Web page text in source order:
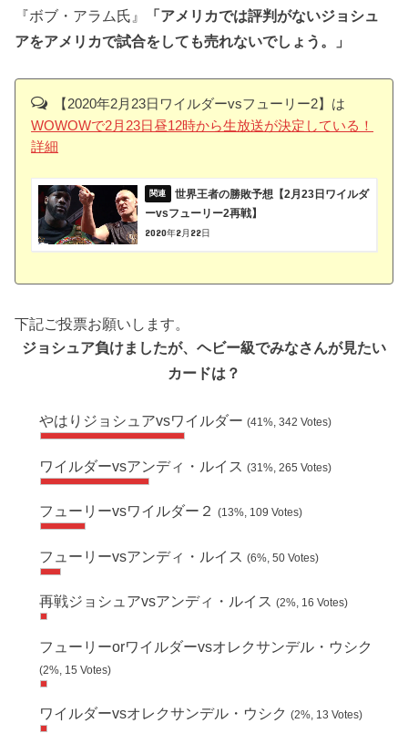
『ボブ・アラム氏』
「アメリカでは評判がないジョシュ
アをアメリカで試合をしても売れないでしょう。」
【2020年2月23日ワイルダーvsフューリー2】は
WOWOWで2月23日昼12時から生放送が決定している！
詳細
世界王者の勝敗予想【2月23日ワイルダ
ーvsフューリー2再戦】
2020年2月22日
下記ご投票お願いします。
ジョシュア負けましたが、ヘビー級でみなさんが見たい
カードは？
やはりジョシュアvsワイルダー (41%, 342 Votes)
ワイルダーvsアンディ・ルイス (31%, 265 Votes)
フューリーvsワイルダー２ (13%, 109 Votes)
フューリーvsアンディ・ルイス (6%, 50 Votes)
再戦ジョシュアvsアンディ・ルイス (2%, 16 Votes)
フューリーorワイルダーvsオレクサンデル・ウシク
(2%, 15 Votes)
ワイルダーvsオレクサンデル・ウシク (2%, 13 Votes)